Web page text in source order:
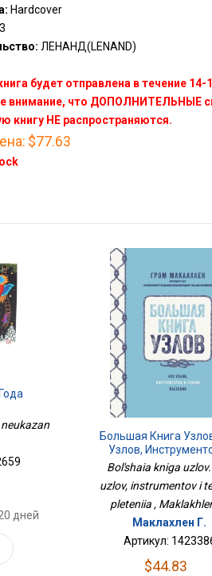
Hardcover
ЛЕНАНД(LENAND)
будет отправлена в течение 14-
внимание, что ДОПОЛНИТЕЛЬНЫЕ
книгу НЕ распространяются.
$77.63
дней
Большая Книга
Узлов,
Техник Плетения
Bol'shaia kniga
uzlov, instrumentov i
pleteniia ,
Маклахлен Г.
Артикул:
$44.83